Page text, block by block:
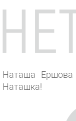
Наташа
Наташка!